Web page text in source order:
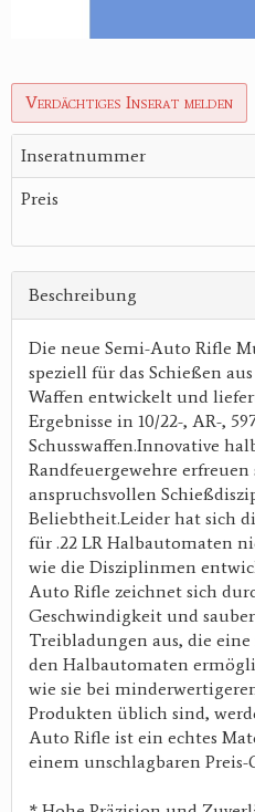
Verdächtiges Inserat melden
Inseratnummer
Preis
Beschreibung
Die neue Semi-Auto Rifle
speziell für das Schießen
Waffen entwickelt und
Ergebnisse in 10/22-, AR-,
Schusswaffen.Innovative
Randfeuergewehre erfreuen
anspruchsvollen
Beliebtheit.Leider hat sich
für .22 LR Halbautomaten
wie die Disziplinmen
Auto Rifle zeichnet sich
Geschwindigkeit und
Treibladungen aus, die
den Halbautomaten
wie sie bei
Produkten üblich sind,
Auto Rifle ist ein echtes
einem unschlagbaren